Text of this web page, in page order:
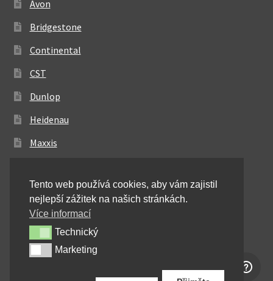
Avon
Bridgestone
Continental
CST
Dunlop
Heidenau
Maxxis
Michelin
Mitas
Pirelli
Shinko
Tento web používá cookies, aby vám zajistil
nejlepší zážitek na našich stránkách.
Více informací
TechnickýTechnický
MarketingMarketing